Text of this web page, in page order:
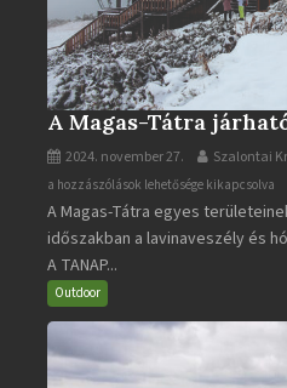
A Magas-Tátra
2024. november 27. Szalontai
A
Magas-
Tátra
járható
turistaútjai
a hozzászólások lehetősége kikapcsolva
A Magas-Tátra egyes
időszakban a lavinaveszély és
A TANAP...
Outdoor